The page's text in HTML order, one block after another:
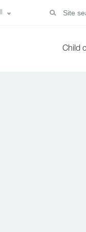
Child